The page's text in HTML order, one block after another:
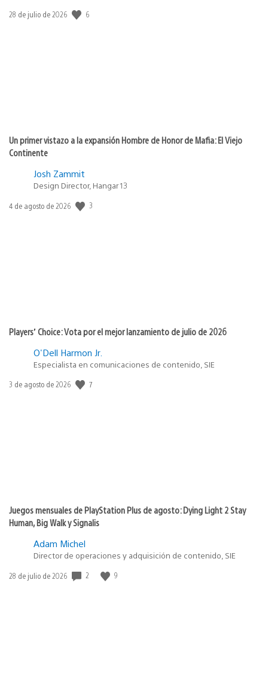
Fecha
28 de julio de 2026 6
Un primer vistazo a la expansión Hombre de Honor de Mafia: El Viejo
Continente
Josh Zammit
Design Director, Hangar 13
Fecha
4 de agosto de 2026 3
Players’ Choice: Vota por el mejor lanzamiento de julio de 2026
O'Dell Harmon Jr.
Especialista en comunicaciones de contenido, SIE
Fecha
3 de agosto de 2026 7
Juegos mensuales de PlayStation Plus de agosto: Dying Light 2 Stay
Human, Big Walk y Signalis
Adam Michel
Director de operaciones y adquisición de contenido, SIE
Fecha
28 de julio de 2026 2 9